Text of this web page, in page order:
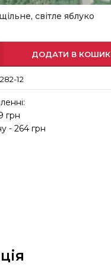
світле яблуко
ДОДАТИ В КОШИК
12
грн
- 264 грн